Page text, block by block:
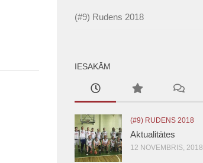
(#9) Rudens 2018
IESAKĀM
(#9) RUDENS 2018
Aktualitātes
12 NOVEMBRIS, 2018